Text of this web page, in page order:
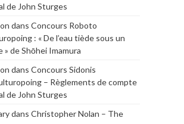
de John Sturges
dans Concours Roboto
: « De l’eau tiède sous un
» de Shōhei Imamura
dans Concours Sidonis
– Règlements de compte
de John Sturges
dans Christopher Nolan – The